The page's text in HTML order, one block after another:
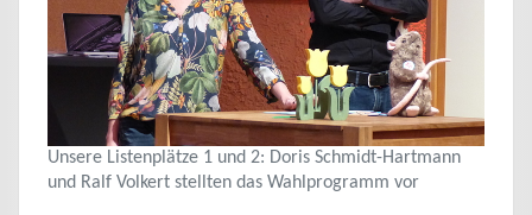
Unsere Listenplätze 1 und 2: Doris Schmidt-Hartmann
und Ralf Volkert stellten das Wahlprogramm vor